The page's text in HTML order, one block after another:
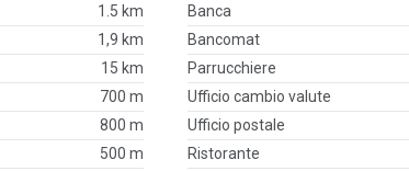
1.5 km
1,9 km
15 km
700 m
800 m
500 m
Banca
Bancomat
Parrucchiere
Ufficio cambio valute
Ufficio postale
Ristorante